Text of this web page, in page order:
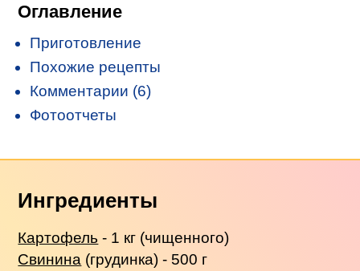
Оглавление
Приготовление
Похожие рецепты
Комментарии (6)
Фотоотчеты
Ингредиенты
Картофель - 1 кг (чищенного)
Свинина (грудинка) - 500 г